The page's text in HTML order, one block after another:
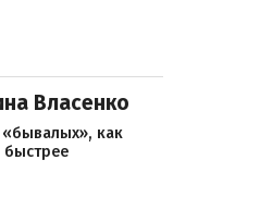
Власенко
«бывалых», как